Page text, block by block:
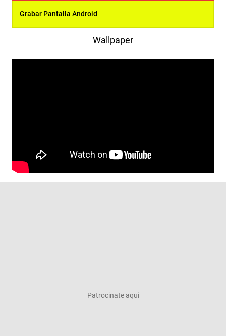
Grabar Pantalla Android
Wallpaper